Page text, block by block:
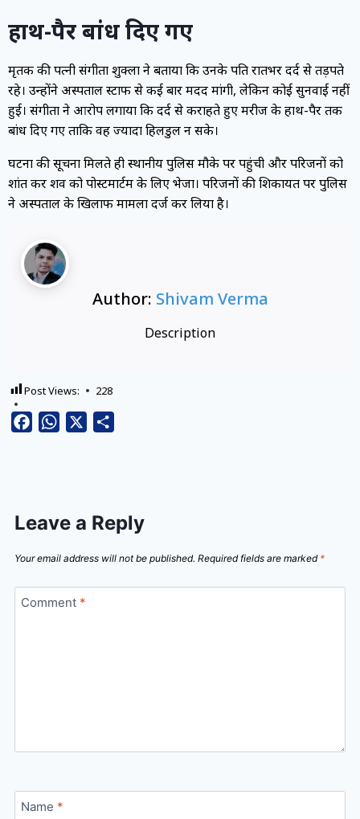
हाथ-पैर बांध दिए गए
मृतक की पत्नी संगीता शुक्ला ने बताया कि उनके पति रातभर दर्द से तड़पते
रहे। उन्होंने अस्पताल स्टाफ से कई बार मदद मांगी, लेकिन कोई सुनवाई नहीं
हुई। संगीता ने आरोप लगाया कि दर्द से कराहते हुए मरीज के हाथ-पैर तक
बांध दिए गए ताकि वह ज्यादा हिलडुल न सके।
घटना की सूचना मिलते ही स्थानीय पुलिस मौके पर पहुंची और परिजनों को
शांत कर शव को पोस्टमार्टम के लिए भेजा। परिजनों की शिकायत पर पुलिस
ने अस्पताल के खिलाफ मामला दर्ज कर लिया है।
Author: Shivam Verma
Description
Post Views: 228
FacebookWhatsApp
Leave a Reply
Your email address will not be published. Required fields are marked *
Comment *
Name *